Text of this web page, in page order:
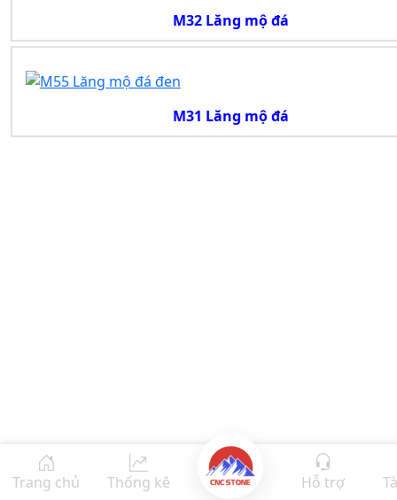
M32 Lăng mộ đá
M31 Lăng mộ đá
Trang chủ Thống kê Hỗ trợ